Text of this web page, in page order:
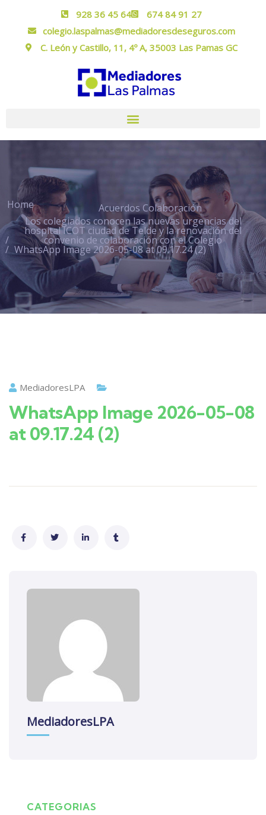
928 36 45 64
674 84 91 27
colegio.laspalmas@mediadoresdeseguros.com
C. León y Castillo, 11, 4º A, 35003 Las Pamas GC
Home
Acuerdos Colaboración
Los colegiados conocen las nuevas urgencias del
hospital ICOT ciudad de Telde y la renovación del
convenio de colaboración con el Colegio
WhatsApp Image 2026-05-08 at 09.17.24 (2)
MediadoresLPA
WhatsApp Image 2026-05-08
at 09.17.24 (2)
MediadoresLPA
CATEGORIAS